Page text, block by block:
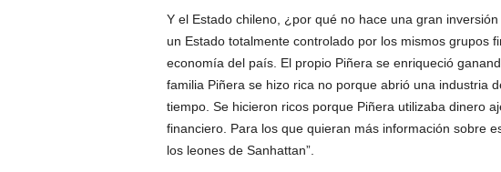
Y el Estado chileno, ¿por qué no hace una gran
un Estado totalmente controlado por los mismos grupos
economía del país. El propio Piñera se enriqueció
familia Piñera se hizo rica no porque abrió una industria
tiempo. Se hicieron ricos porque Piñera utilizaba dinero
financiero. Para los que quieran más información sobre
los leones de Sanhattan”.